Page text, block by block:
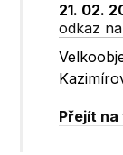
21. 02.
odkaz
Přejít